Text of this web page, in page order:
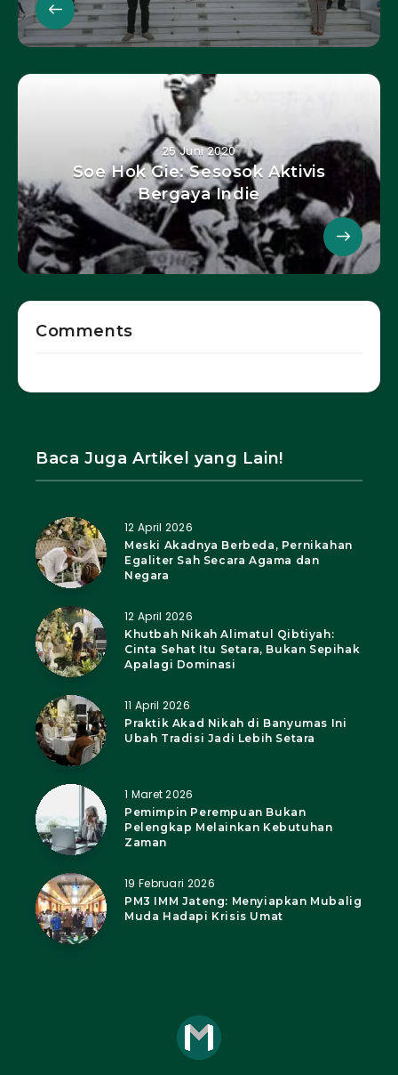
25 Juni 2020
Soe Hok Gie: Sesosok Aktivis
Bergaya Indie
Comments
Baca Juga Artikel yang Lain!
12 April 2026
Meski Akadnya Berbeda, Pernikahan
Egaliter Sah Secara Agama dan
Negara
12 April 2026
Khutbah Nikah Alimatul Qibtiyah:
Cinta Sehat Itu Setara, Bukan Sepihak
Apalagi Dominasi
11 April 2026
Praktik Akad Nikah di Banyumas Ini
Ubah Tradisi Jadi Lebih Setara
1 Maret 2026
Pemimpin Perempuan Bukan
Pelengkap Melainkan Kebutuhan
Zaman
19 Februari 2026
PM3 IMM Jateng: Menyiapkan Mubalig
Muda Hadapi Krisis Umat